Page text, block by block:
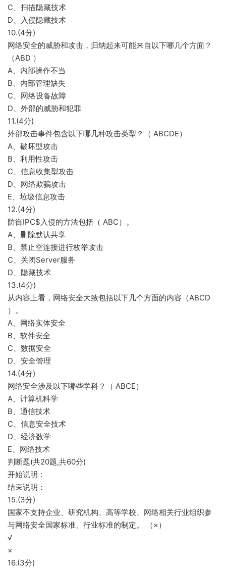
C、扫描隐藏技术
D、入侵隐藏技术
10.(4分)
网络安全的威胁和攻击，归纳起来可能来自以下哪几个方面？
（ABD ）
A、内部操作不当
B、内部管理缺失
C、网络设备故障
D、外部的威胁和犯罪
11.(4分)
外部攻击事件包含以下哪几种攻击类型？（ ABCDE）
A、破坏型攻击
B、利用性攻击
C、信息收集型攻击
D、网络欺骗攻击
E、垃圾信息攻击
12.(4分)
防御IPC$入侵的方法包括（ ABC）。
A、删除默认共享
B、禁止空连接进行枚举攻击
C、关闭Server服务
D、隐藏技术
13.(4分)
从内容上看，网络安全大致包括以下几个方面的内容（ABCD
）。
A、网络实体安全
B、软件安全
C、数据安全
D、安全管理
14.(4分)
网络安全涉及以下哪些学科？（ ABCE）
A、计算机科学
B、通信技术
C、信息安全技术
D、经济数学
E、网络技术
判断题(共20题,共60分)
开始说明：
结束说明：
15.(3分)
国家不支持企业、研究机构、高等学校、网络相关行业组织参
与网络安全国家标准、行业标准的制定。 （×）
√
×
16.(3分)